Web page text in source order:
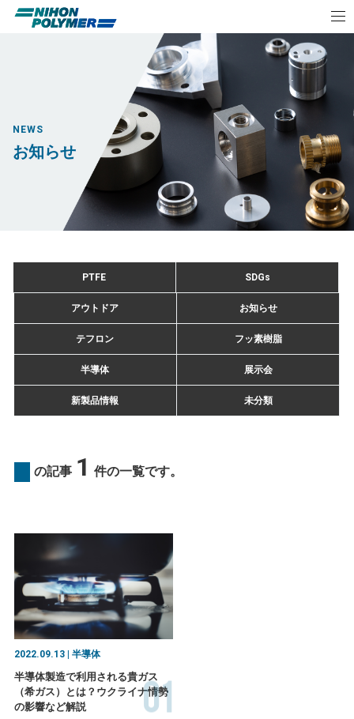
NEWS
お知らせ
PTFE SDGs
アウトドア お知らせ
テフロン フッ素樹脂
半導体 展示会
新製品情報 未分類
の記事 1 件の一覧です。
2022.09.13 | 半導体
半導体製造で利用される貴ガス
（希ガス）とは？ウクライナ情勢
の影響など解説
01